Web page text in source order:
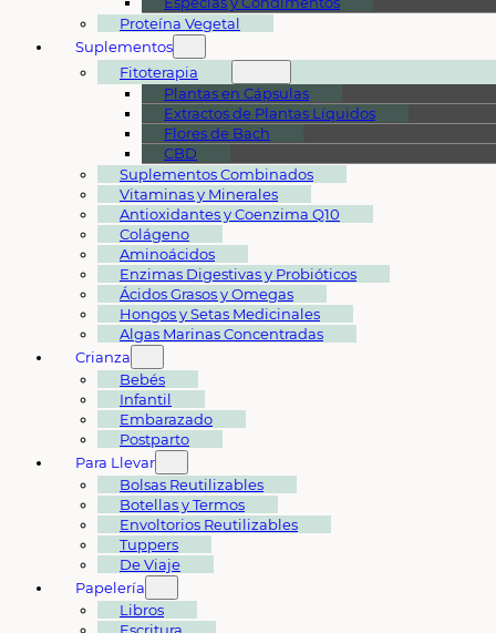
Proteína Vegetal
Suplementos
Fitoterapia
Plantas en Cápsulas
Extractos de Plantas Líquidos
Flores de Bach
CBD
Suplementos Combinados
Vitaminas y Minerales
Antioxidantes y Coenzima Q10
Colágeno
Aminoácidos
Enzimas Digestivas y Probióticos
Ácidos Grasos y Omegas
Hongos y Setas Medicinales
Algas Marinas Concentradas
Crianza
Bebés
Infantil
Embarazado
Postparto
Para Llevar
Bolsas Reutilizables
Botellas y Termos
Envoltorios Reutilizables
Tuppers
De Viaje
Papelería
Libros
Escritura